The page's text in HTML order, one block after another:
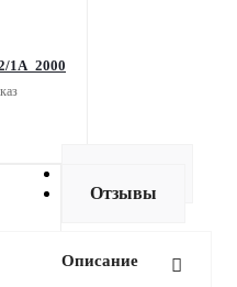
1А_2000
Отзывы
Описание